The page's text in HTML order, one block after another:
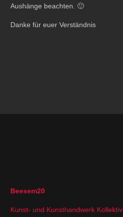
Aushänge beachten. 🙂
Danke für euer Verständnis
Beesem20
Kunst- und Kunsthandwerk Kollektiv